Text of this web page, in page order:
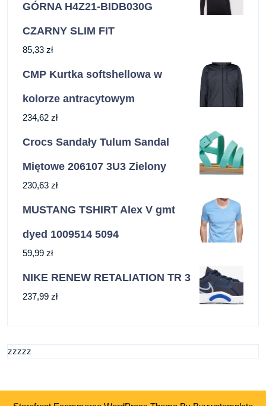
GÓRNA H4Z21-BIDB030G
CZARNY SLIM FIT
85,33 zł
CMP Kurtka softshellowa w
kolorze antracytowym
234,62 zł
Crocs Sandały Tulum Sandal
Miętowe 206107 3U3 Zielony
230,63 zł
MUSTANG TSHIRT Alex V gmt
dyed 1009514 5094
59,99 zł
NIKE RENEW RETALIATION TR 3
237,99 zł
zzzzz